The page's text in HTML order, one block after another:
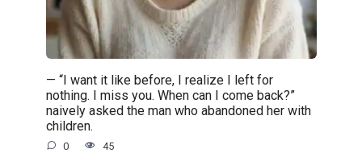
— “I want it like before, I realize I left for
nothing. I miss you. When can I come back?”
naively asked the man who abandoned her with
children.
0 45